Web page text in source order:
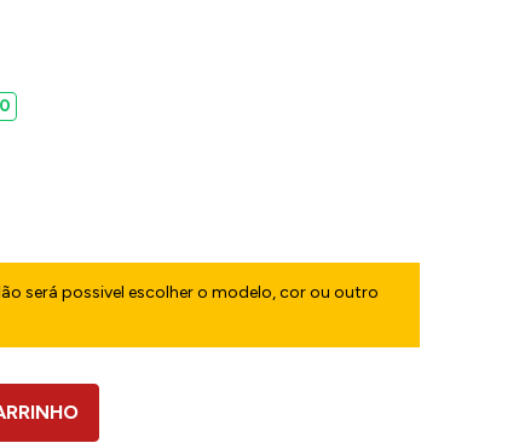
será possivel escolher o modelo, cor ou outro